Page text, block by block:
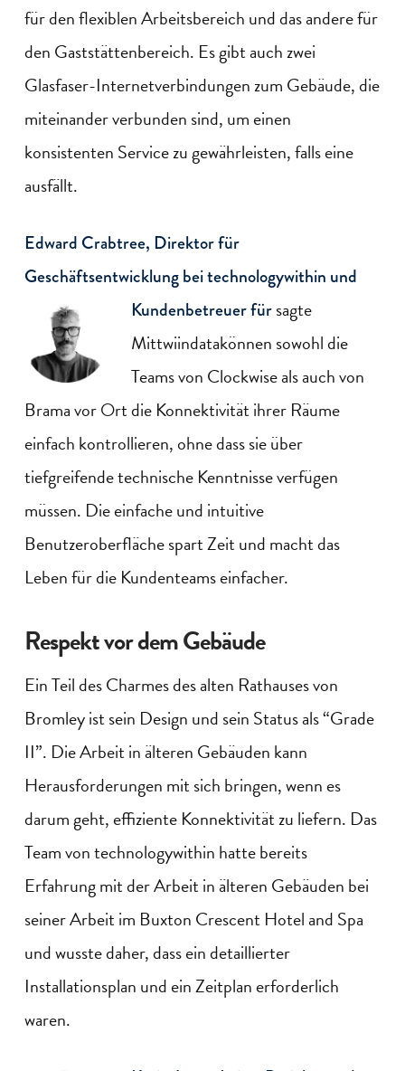
für den flexiblen Arbeitsbereich und das andere für
den Gaststättenbereich. Es gibt auch zwei
Glasfaser-Internetverbindungen zum Gebäude, die
miteinander verbunden sind, um einen
konsistenten Service zu gewährleisten, falls eine
ausfällt.
Edward Crabtree, Direktor für
Geschäftsentwicklung bei technologywithin und
Kundenbetreuer fürsagte
Mittwiindatakönnen sowohl die
Teams von Clockwise als auch von
Brama vor Ort die Konnektivität ihrer Räume
einfach kontrollieren, ohne dass sie über
tiefgreifende technische Kenntnisse verfügen
müssen. Die einfache und intuitive
Benutzeroberfläche spart Zeit und macht das
Leben für die Kundenteams einfacher.
Respekt vor dem Gebäude
Ein Teil des Charmes des alten Rathauses von
Bromley ist sein Design und sein Status als “Grade
II”. Die Arbeit in älteren Gebäuden kann
Herausforderungen mit sich bringen, wenn es
darum geht, effiziente Konnektivität zu liefern. Das
Team von technologywithin hatte bereits
Erfahrung mit der Arbeit in älteren Gebäuden bei
seiner Arbeit im Buxton Crescent Hotel and Spa
und wusste daher, dass ein detaillierter
Installationsplan und ein Zeitplan erforderlich
waren.